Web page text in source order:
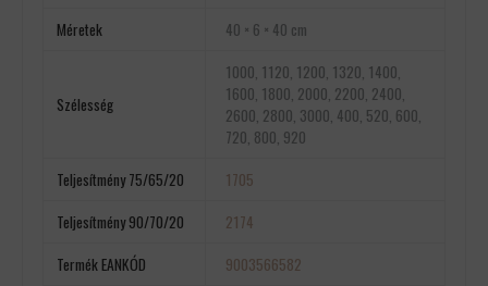
Méretek
40 × 6 × 40 cm
Szélesség
1000, 1120, 1200, 1320, 1400,
1600, 1800, 2000, 2200, 2400,
2600, 2800, 3000, 400, 520, 600,
720, 800, 920
Teljesítmény 75/65/20
1705
Teljesítmény 90/70/20
2174
Termék EANKÓD
9003566582